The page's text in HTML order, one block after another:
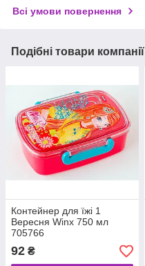
Всі умови повернення
Подібні товари компанії
Контейнер для їжі 1
Вересня Winx 750 мл
705766
92 ₴